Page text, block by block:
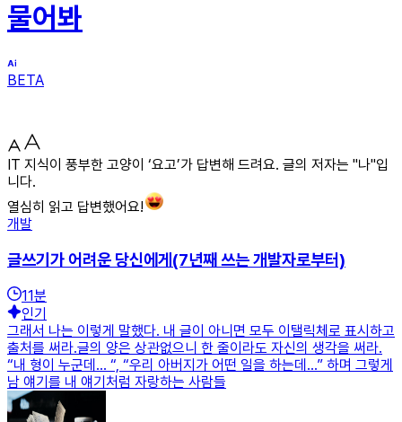
물어봐
BETA
IT 지식이 풍부한 고양이 ‘요고’가 답변해 드려요. 글의 저자는 "나"입
니다.
열심히 읽고 답변했어요!
개발
글쓰기가 어려운 당신에게(7년째 쓰는 개발자로부터)
11분
인기
그래서 나는 이렇게 말했다. 내 글이 아니면 모두 이탤릭체로 표시하고
출처를 써라.글의 양은 상관없으니 한 줄이라도 자신의 생각을 써라.
“내 형이 누군데… “, “우리 아버지가 어떤 일을 하는데…” 하며 그렇게
남 얘기를 내 얘기처럼 자랑하는 사람들